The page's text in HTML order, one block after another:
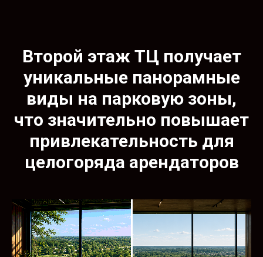
Второй этаж ТЦ получает
уникальные панорамные
виды на парковую зоны,
что значительно повышает
привлекательность для
целогоряда арендаторов